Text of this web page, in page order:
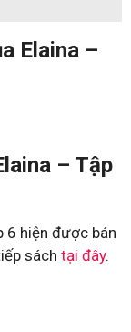
Elaina –
– Tập
6 hiện được bán
sách tại đây.